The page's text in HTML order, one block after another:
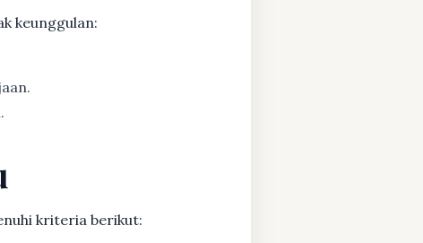
keunggulan:
kriteria berikut: